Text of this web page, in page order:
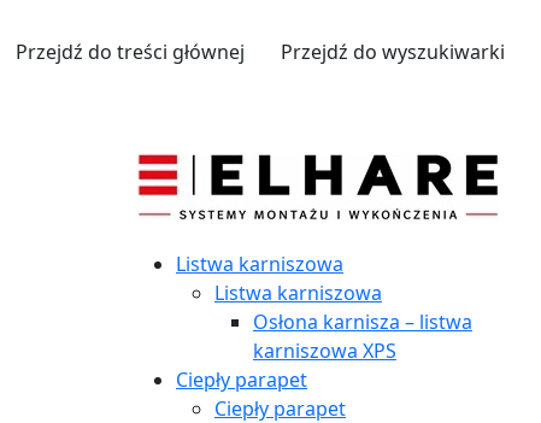
Przejdź do treści głównej Przejdź do wyszukiwarki
Listwa karniszowa
Listwa karniszowa
Osłona karnisza – listwa
karniszowa XPS
Ciepły parapet
Ciepły parapet